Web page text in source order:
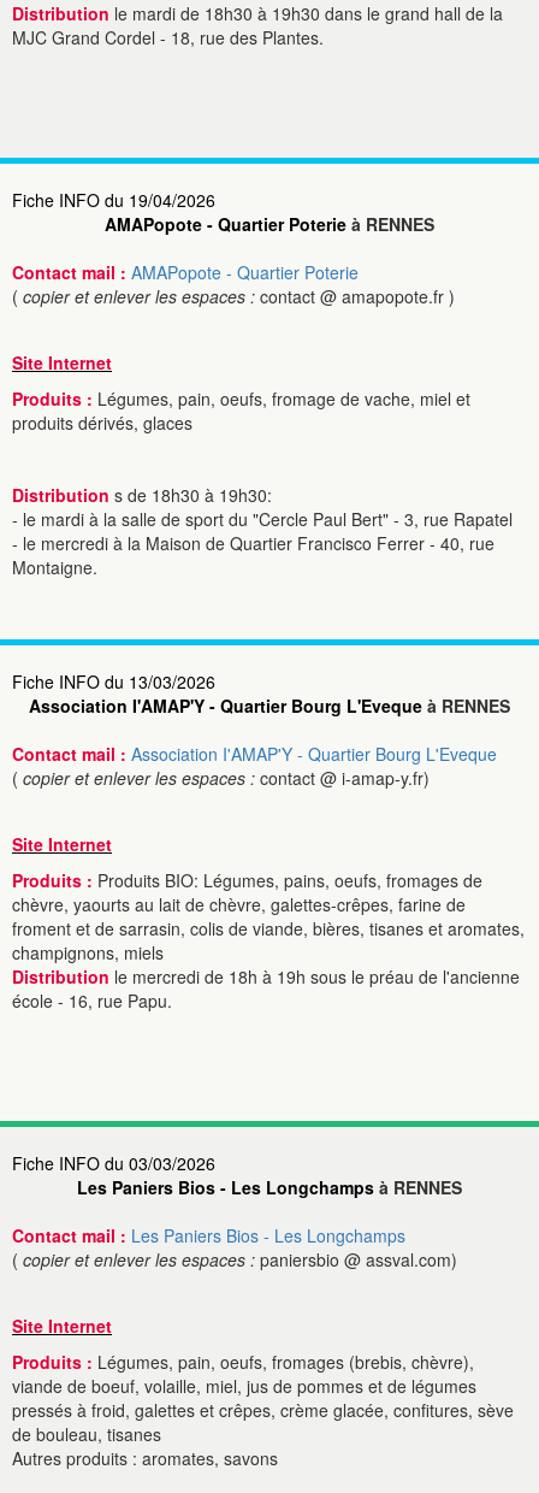
Distribution le mardi de 18h30 à 19h30 dans le grand hall de la
MJC Grand Cordel - 18, rue des Plantes.
Fiche INFO du 19/04/2026
AMAPopote - Quartier Poterie à RENNES
Contact mail : AMAPopote - Quartier Poterie
( copier et enlever les espaces : contact @ amapopote.fr )
Site Internet
Produits : Légumes, pain, oeufs, fromage de vache, miel et
produits dérivés, glaces
Distribution s de 18h30 à 19h30:
- le mardi à la salle de sport du "Cercle Paul Bert" - 3, rue Rapatel
- le mercredi à la Maison de Quartier Francisco Ferrer - 40, rue
Montaigne.
Fiche INFO du 13/03/2026
Association I'AMAP'Y - Quartier Bourg L'Eveque à RENNES
Contact mail : Association I'AMAP'Y - Quartier Bourg L'Eveque
( copier et enlever les espaces : contact @ i-amap-y.fr)
Site Internet
Produits : Produits BIO: Légumes, pains, oeufs, fromages de
chèvre, yaourts au lait de chèvre, galettes-crêpes, farine de
froment et de sarrasin, colis de viande, bières, tisanes et aromates,
champignons, miels
Distribution le mercredi de 18h à 19h sous le préau de l'ancienne
école - 16, rue Papu.
Fiche INFO du 03/03/2026
Les Paniers Bios - Les Longchamps à RENNES
Contact mail : Les Paniers Bios - Les Longchamps
( copier et enlever les espaces : paniersbio @ assval.com)
Site Internet
Produits : Légumes, pain, oeufs, fromages (brebis, chèvre),
viande de boeuf, volaille, miel, jus de pommes et de légumes
pressés à froid, galettes et crêpes, crème glacée, confitures, sève
de bouleau, tisanes
Autres produits : aromates, savons